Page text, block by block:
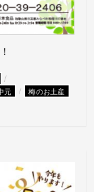
/
元 / 梅のお土産